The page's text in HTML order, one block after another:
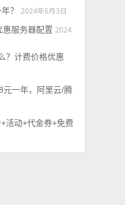
？
2024年6月3日
惠服务器配置 2024
？计费价格优惠
元一年，阿里云/腾
活动+代金券+免费